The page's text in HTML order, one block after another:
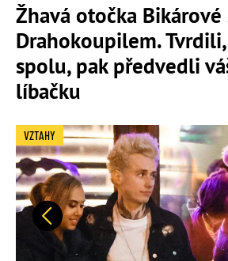
Žhavá otočka Bikárové
Drahokoupilem.
spolu, pak předvedli
líbačku
Předchozí
VZTAHY